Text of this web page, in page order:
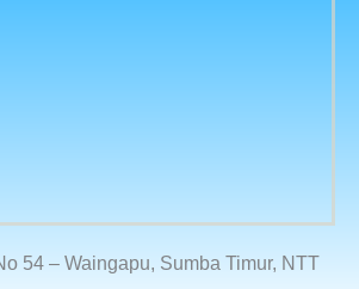
54 – Waingapu, Sumba Timur, NTT